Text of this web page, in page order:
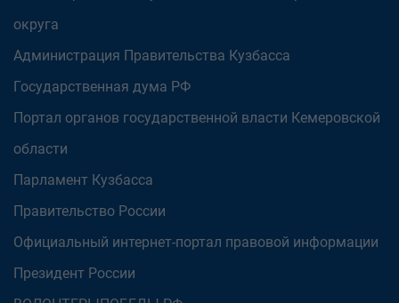
округа
Администрация Правительства Кузбасса
Государственная дума РФ
Портал органов государственной власти Кемеровской
области
Парламент Кузбасса
Правительство России
Официальный интернет-портал правовой информации
Президент России